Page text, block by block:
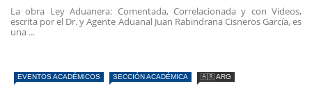
La obra Ley Aduanera: Comentada, Correlacionada y con Videos,
escrita por el Dr. y Agente Aduanal Juan Rabindrana Cisneros García, es
una ...
EVENTOS ACADÉMICOS SECCIÓN ACADÉMICA 🇦🇷 ARG